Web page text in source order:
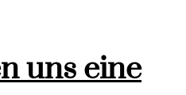
uns eine